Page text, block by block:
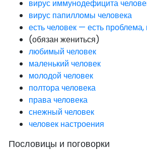
вирус иммунодефицита
вирус папилломы человека
есть человек — есть
(обязан жениться)
любимый человек
маленький человек
молодой человек
полтора человека
права человека
снежный человек
человек настроения
Пословицы и поговорки